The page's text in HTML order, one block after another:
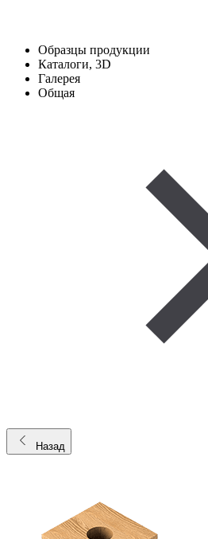
Образцы продукции
Каталоги, 3D
Галерея
Общая
Назад